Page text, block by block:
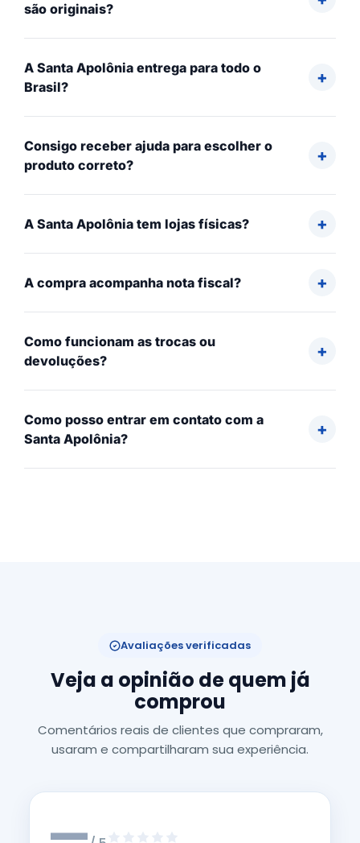
são originais?
A Santa Apolônia entrega para todo o
Brasil?
Consigo receber ajuda para escolher o
produto correto?
A Santa Apolônia tem lojas físicas?
A compra acompanha nota fiscal?
Como funcionam as trocas ou
devoluções?
Como posso entrar em contato com a
Santa Apolônia?
Avaliações verificadas
Veja a opinião de quem já
comprou
Comentários reais de clientes que compraram,
usaram e compartilharam sua experiência.